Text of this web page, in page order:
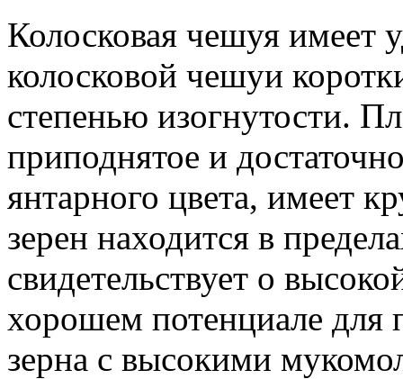
Колосковая чешуя имеет
колосковой чешуи
степенью изогнутости.
приподнятое и
янтарного цвета, имеет
зерен находится в
свидетельствует о
хорошем потенциале для
зерна с высокими